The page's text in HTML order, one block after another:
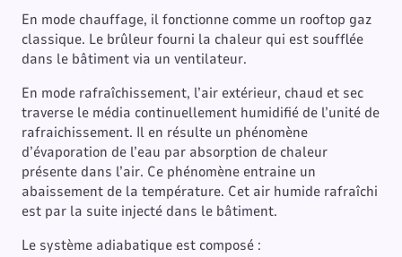
En mode chauffage, il fonctionne comme un rooftop gaz
classique. Le brûleur fourni la chaleur qui est soufflée
dans le bâtiment via un ventilateur.
En mode rafraîchissement, l’air extérieur, chaud et sec
traverse le média continuellement humidifié de l’unité de
rafraichissement. Il en résulte un phénomène
d’évaporation de l’eau par absorption de chaleur
présente dans l’air. Ce phénomène entraine un
abaissement de la température. Cet air humide rafraîchi
est par la suite injecté dans le bâtiment.
Le système adiabatique est composé :